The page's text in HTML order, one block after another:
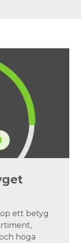
ett betyg
höga